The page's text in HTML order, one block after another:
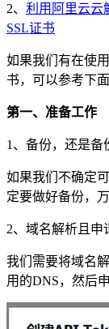
2、 利用阿里云云
SSL证书
如果我们有在使
书，可以参考下
第一、准备工作
1、备份，还是备
如果我们不确定
定要做好备份，
2、域名解析且申
我们需要将域名
用的DNS，然后